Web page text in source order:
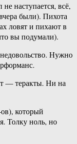
наступается, всё,
были). Пихота
ловят и пихают в
вы подумали).
Нужно
— теракты. Ни на
который
Толку ноль, но